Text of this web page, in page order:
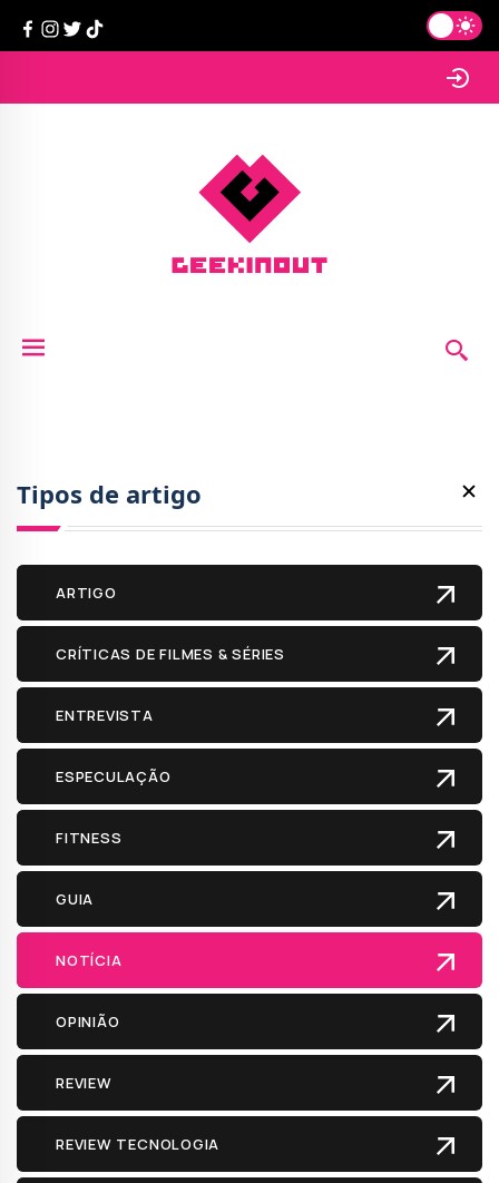
Tipos de artigo
ARTIGO
CRÍTICAS DE FILMES & SÉRIES
ENTREVISTA
ESPECULAÇÃO
FITNESS
GUIA
NOTÍCIA
OPINIÃO
REVIEW
REVIEW TECNOLOGIA